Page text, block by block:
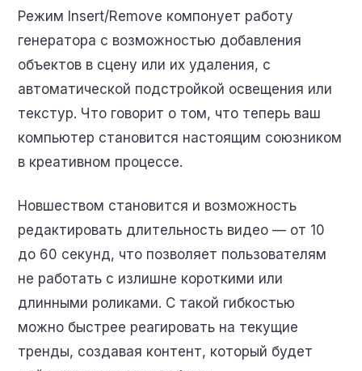
Режим Insert/Remove компонует работу
генератора с возможностью добавления
объектов в сцену или их удаления, с
автоматической подстройкой освещения или
текстур. Что говорит о том, что теперь ваш
компьютер становится настоящим союзником
в креативном процессе.
Новшеством становится и возможность
редактировать длительность видео — от 10
до 60 секунд, что позволяет пользователям
не работать с излишне короткими или
длинными роликами. С такой гибкостью
можно быстрее реагировать на текущие
тренды, создавая контент, который будет